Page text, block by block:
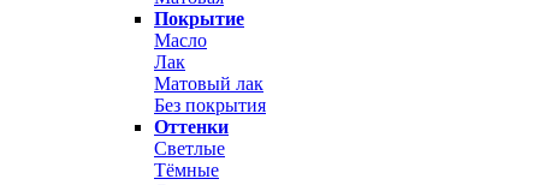
Покрытие
Масло
Лак
Матовый лак
Без покрытия
Оттенки
Светлые
Тёмные